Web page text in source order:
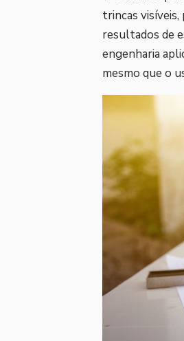
trincas
resultados de
engenharia
mesmo que o